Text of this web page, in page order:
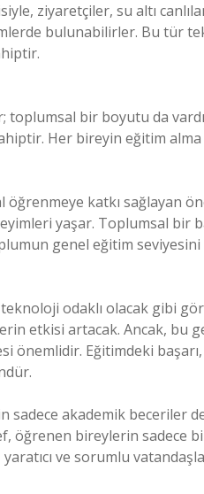
ziyaretçiler, su altı
bulunabilirler. Bu tür
toplumsal bir boyutu da
Her bireyin eğitim alma
katkı sağlayan
yaşar. Toplumsal bir
genel eğitim
odaklı olacak gibi
etkisi artacak. Ancak, bu
önemlidir. Eğitimdeki
sadece akademik beceriler
öğrenen bireylerin sadece
ve sorumlu